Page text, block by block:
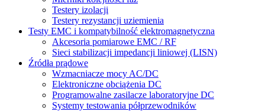
Testery izolacji
Testery rezystancji uziemienia
Testy EMC i kompatybilność elektromagnetyczna
Akcesoria pomiarowe EMC / RF
Sieci stabilizacji impedancji liniowej (LISN)
Źródła prądowe
Wzmacniacze mocy AC/DC
Elektroniczne obciążenia DC
Programowalne zasilacze laboratoryjne DC
Systemy testowania półprzewodników